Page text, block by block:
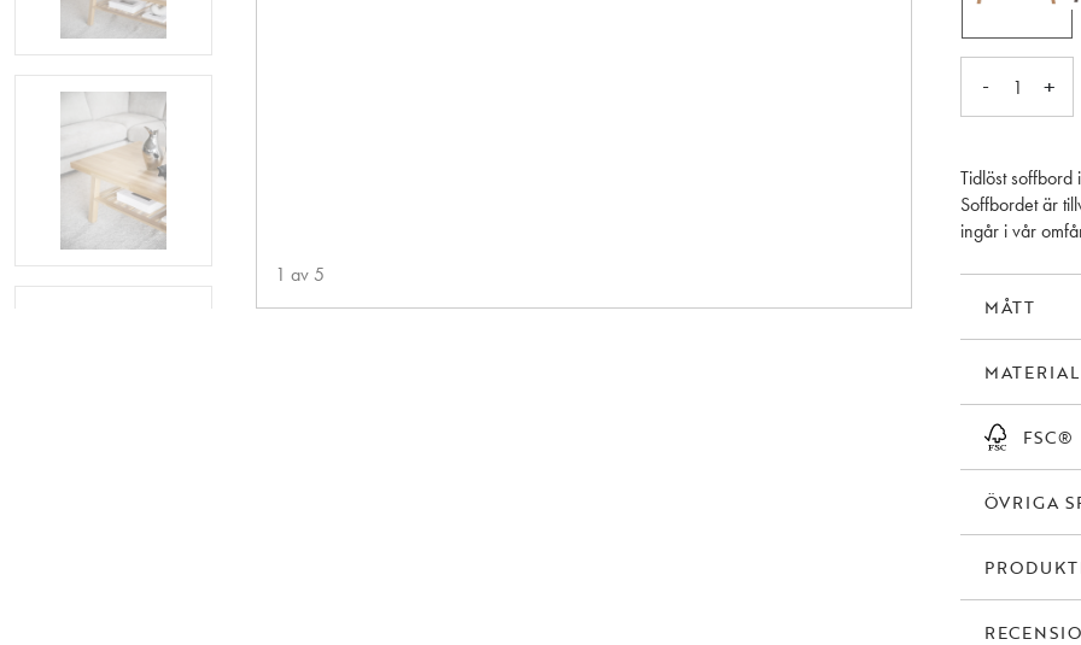
1 av 5
- 1 +
Tidlöst soffbord
Soffbordet är
ingår i vår
MÅTT
MATERIAL
FSC®
ÖVRIGA